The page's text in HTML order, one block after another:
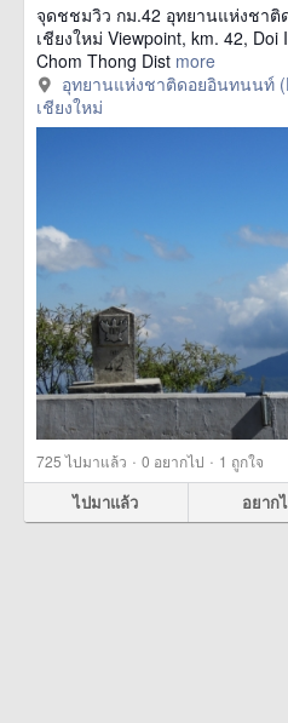
จุดชชมวิว กม.42 อุทยานแห่งชาติ
เชียงใหม่ Viewpoint, km. 42, Doi
Chom Thong Dist more
อุทยานแห่งชาติดอยอินทนนท์
เชียงใหม่
725ไปมาแล้ว · 0 อยากไป · 1 ถูกใจ
ไปมาแล้ว อยาก